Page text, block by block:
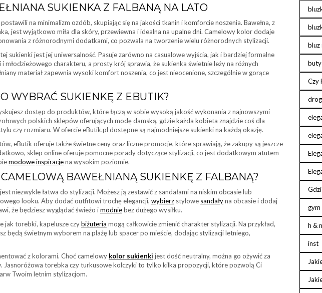
SUKIENKA Z FALBANĄ NA LATO
na minimalizm ozdób, skupiając się na jakości tkanin i komforcie noszenia. Bawełna, z
jest wyjątkowo miła dla skóry, przewiewna i idealna na upalne dni. Camelowy kolor dodaje
z różnorodnymi dodatkami, co pozwala na tworzenie wielu różnorodnych stylizacji.
sukienki jest jej uniwersalność. Pasuje zarówno na casualowe wyjścia, jak i bardziej formalne
młodzieżowego charakteru, a prosty krój sprawia, że sukienka świetnie leży na różnych
materiał zapewnia wysoki komfort noszenia, co jest nieocenione, szczególnie w gorące
WYBRAĆ SUKIENKĘ Z EBUTIK?
dostęp do produktów, które łączą w sobie wysoką jakość wykonania z najnowszymi
polskich sklepów oferujących modę damską, gdzie każda kobieta znajdzie coś dla
czy rozmiaru. W ofercie eButik.pl dostępne są najmodniejsze sukienki na każdą okazję.
eButik oferuje także świetne ceny oraz liczne promocje, które sprawiają, że zakupy są jeszcze
sklep online oferuje pomocne porady dotyczące stylizacji, co jest dodatkowym atutem
modoweinspiracjena wysokim poziomie.
BAWEŁNIANĄ SUKIENKĘ Z FALBANĄ?
niezwykle łatwa do stylizacji. Możesz ją zestawić z sandałami na niskim obcasie lub
looku. Aby dodać outfitowi trochę elegancji, wybierz stylowe sandałyna obcasie i dodaj
że będziesz wyglądać świeżo imodniebez dużego wysiłku.
jak torebki, kapelusze czybiżuteria mogą całkowicie zmienić charakter stylizacji. Na przykład,
będą świetnym wyborem na plażę lub spacer po mieście, dodając stylizacji letniego,
z kolorami. Choć camelowy kolor sukienki jest dość neutralny, można go ożywić za
torebka czy turkusowe kolczyki to tylko kilka propozycji, które pozwolą Ci
Twoim letnim stylizacjom.
bluz
buty
Czy
gym
h &
inst